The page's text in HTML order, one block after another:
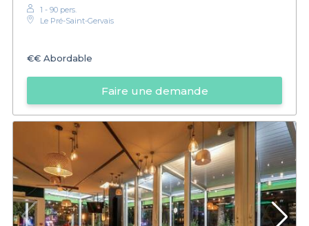
1 - 90 pers.
Le Pré-Saint-Gervais
€€ Abordable
Faire une demande